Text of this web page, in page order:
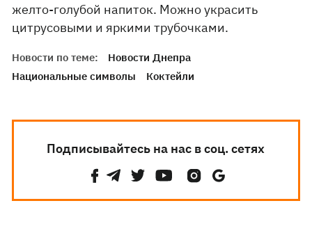
желто-голубой напиток. Можно украсить
цитрусовыми и яркими трубочками.
Новости по теме:
Новости Днепра
Национальные символы
Коктейли
Подписывайтесь на нас в соц. сетях